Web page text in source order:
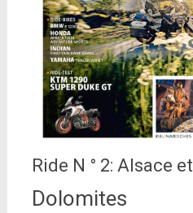
Ride N ° 2: Alsace
Dolomites